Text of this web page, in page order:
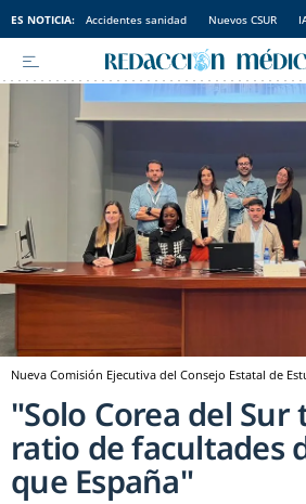
ES NOTICIA: Accidentes sanidad Nuevos CSUR
Nueva Comisión Ejecutiva del Consejo Estatal de
"Solo Corea del Sur
ratio de facultades
que España"